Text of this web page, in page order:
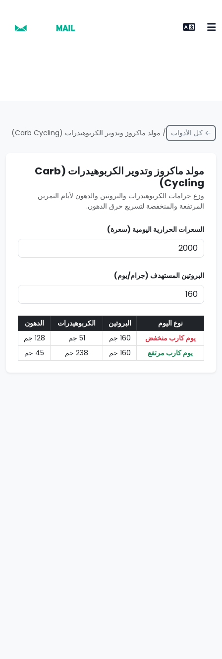
← كل الأدوات / مولد ماكروز وتدوير الكربوهيدرات (Carb Cycling)
مولد ماكروز وتدوير الكربوهيدرات (Carb
Cycling)
وزع جرامات الكربوهيدرات والبروتين والدهون لأيام التمرين
المرتفعة والمنخفضة لتسريع حرق الدهون.
السعرات الحرارية اليومية (سعرة)
البروتين المستهدف (جرام/يوم)
نوع اليوم البروتين الكربوهيدرات
الدهون
يوم كارب منخفض
160 جم 51 جم 128 جم
يوم كارب مرتفع
160 جم 238 جم 45 جم